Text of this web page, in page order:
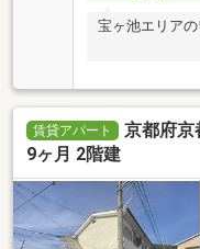
宝ヶ池エリア
賃貸アパート
京都府京
9ヶ月 2階建